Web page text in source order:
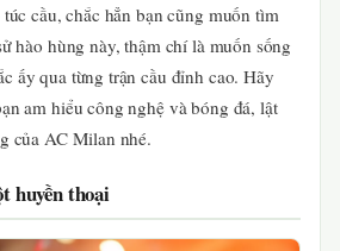
cầu, chắc hẳn bạn cũng muốn tìm
hào hùng này, thậm chí là muốn sống
ấy qua từng trận cầu đỉnh cao. Hãy
am hiểu công nghệ và bóng đá, lật
của AC Milan nhé.
huyền thoại